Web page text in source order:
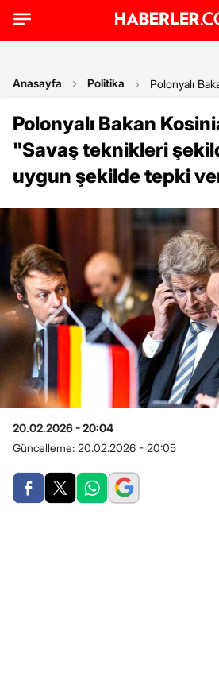
Anasayfa Politika Polonyalı
Polonyalı Bakan
"Savaş teknikleri
uygun şekilde tepki
20.02.2026 - 20:04
Güncelleme: 20.02.2026 - 20:05